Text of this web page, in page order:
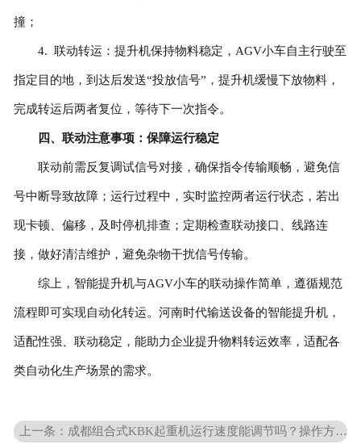
撞；
4. 联动转运：提升机保持物料稳定，AGV小车自主行驶至
指定目的地，到达后发送“投放信号”，提升机缓慢下放物料，
完成转运后两者复位，等待下一次指令。
四、联动注意事项：保障运行稳定
联动前需反复调试信号对接，确保指令传输顺畅，避免信
号中断导致故障；运行过程中，实时监控两者运行状态，若出
现卡顿、偏移，及时停机排查；定期检查联动接口、线路连
接，做好清洁维护，避免杂物干扰信号传输。
综上，智能提升机与AGV小车的联动操作简单，遵循规范
流程即可实现自动化转运。河南时代输送设备的智能提升机，
适配性强、联动稳定，能助力企业提升物料转运效率，适配各
类自动化生产场景的需求。
上一条：成都组合式KBK起重机运行速度能调节吗？操作方法详解